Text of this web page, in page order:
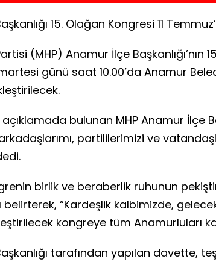
15. Olağan Kongresi 11
(MHP) Anamur İlçe Başkanlığı’nın
günü saat 10.00’da Anamur
bulunan MHP Anamur İlçe
partililerimizi ve
birlik ve beraberlik ruhunun
“Kardeşlik kalbimizde,
kongreye tüm Anamurluları
tarafından yapılan davette,